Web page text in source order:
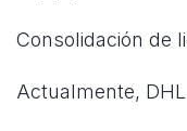
Consolidación de
Actualmente,